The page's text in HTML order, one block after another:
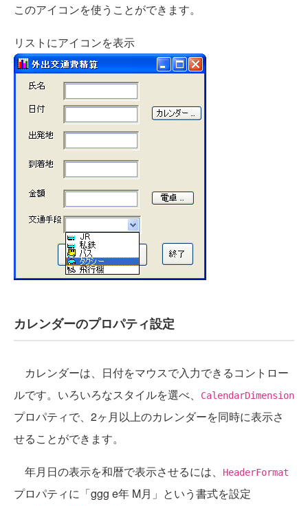
このアイコンを使うことができます。
リストにアイコンを表示
カレンダーのプロパティ設定
カレンダーは、日付をマウスで入力できるコントロー
ルです。いろいろなスタイルを選べ、
CalendarDimension
プロパティで、2ヶ月以上のカレンダーを同時に表示さ
せることができます。
年月日の表示を和暦で表示させるには、 HeaderFormat
プロパティに「ggg e年 M月」という書式を設定